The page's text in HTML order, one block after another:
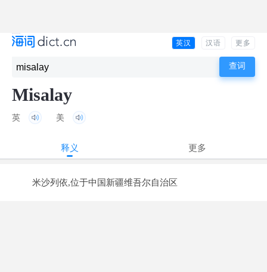
英汉 汉语 更多
Misalay
英 美
释义 更多
米沙列依,位于中国新疆维吾尔自治区